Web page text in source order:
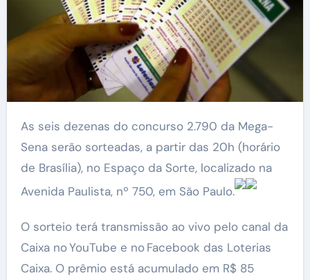
As seis dezenas do concurso 2.790 da Mega-
Sena serão sorteadas, a partir das 20h (horário
de Brasília), no Espaço da Sorte, localizado na
Avenida Paulista, nº 750, em São Paulo.
O sorteio terá transmissão ao vivo pelo canal da
Caixa no YouTube e no Facebook das Loterias
Caixa. O prêmio está acumulado em R$ 85